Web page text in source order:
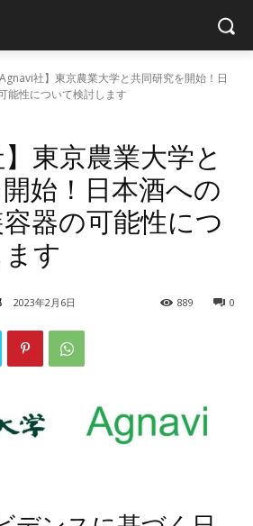
Agnavi社】東京農業大学と共同研究を開始！日
能性について検討します
】東京農業大学と
始！日本酒への
器の可能性につ
す
2023年2月6日 0
889